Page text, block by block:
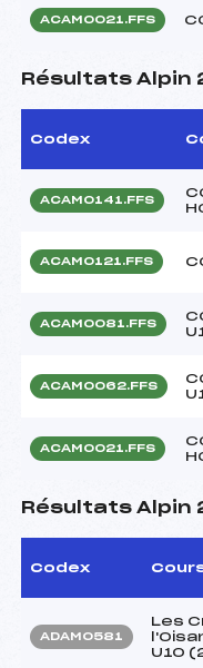
ACAM0021.FFS
Résultats Alpin
Codex
ACAM0141.FFS
ACAM0121.FFS
ACAM0081.FFS
ACAM0062.FFS
ACAM0021.FFS
Résultats Alpin
Codex
ADAM0581
Les
U10